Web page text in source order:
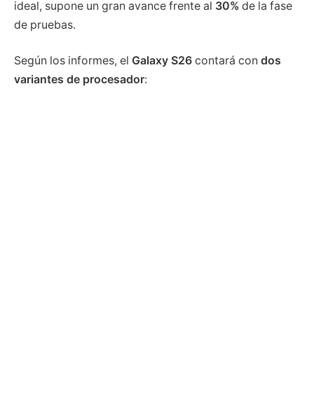
ideal, supone un gran avance frente al 30% de la fase
de pruebas.
Según los informes, el Galaxy S26 contará con dos
variantes de procesador: